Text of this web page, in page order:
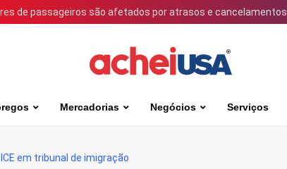
de passageiros são afetados por atrasos e cancelamentos
Mercadorias Negócios Serviços
em tribunal de imigração